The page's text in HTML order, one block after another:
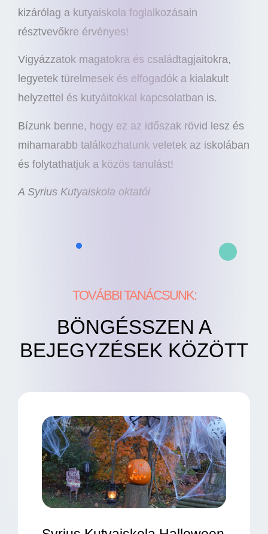
kizárólag a kutyaiskola foglalkozásain
résztvevőkre érvényes!
Vigyázzatok magatokra és családtagjaitokra,
legyetek türelmesek és elfogadók a kialakult
helyzettel és kutyáitokkal kapcsolatban is.
Bízunk benne, hogy ez az időszak rövid lesz és
mihamarabb találkozhatunk veletek az iskolában
és folytathatjuk a közös tanulást!
A Syrius Kutyaiskola oktatói
TOVÁBBI TANÁCSUNK:
BÖNGÉSSZEN A
BEJEGYZÉSEK KÖZÖTT